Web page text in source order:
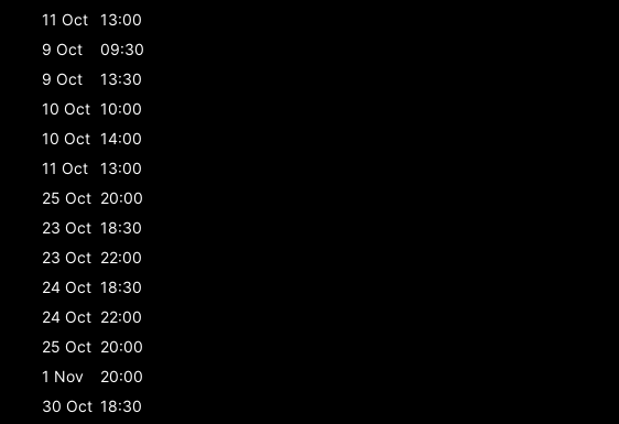
11 Oct
13:00
9 Oct
09:30
9 Oct
13:30
10 Oct 10:00
10 Oct 14:00
11 Oct
13:00
25 Oct 20:00
23 Oct 18:30
23 Oct 22:00
24 Oct 18:30
24 Oct 22:00
25 Oct 20:00
1 Nov
20:00
30 Oct 18:30